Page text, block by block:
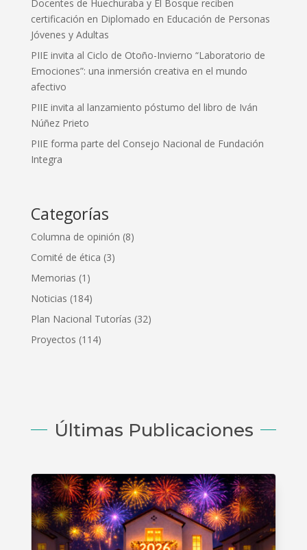
Docentes de Huechuraba y El Bosque reciben
certificación en Diplomado en Educación de Personas
Jóvenes y Adultas
PIIE invita al Ciclo de Otoño-Invierno “Laboratorio de
Emociones”: una inmersión creativa en el mundo
afectivo
PIIE invita al lanzamiento póstumo del libro de Iván
Núñez Prieto
PIIE forma parte del Consejo Nacional de Fundación
Integra
Categorías
Columna de opinión (8)
Comité de ética (3)
Memorias (1)
Noticias (184)
Plan Nacional Tutorías (32)
Proyectos (114)
Últimas Publicaciones